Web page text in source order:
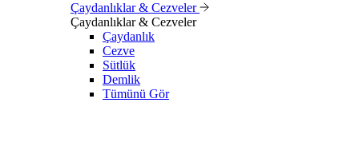
Çaydanlıklar & Cezveler
Çaydanlıklar & Cezveler
Çaydanlık
Cezve
Sütlük
Demlik
Tümünü Gör